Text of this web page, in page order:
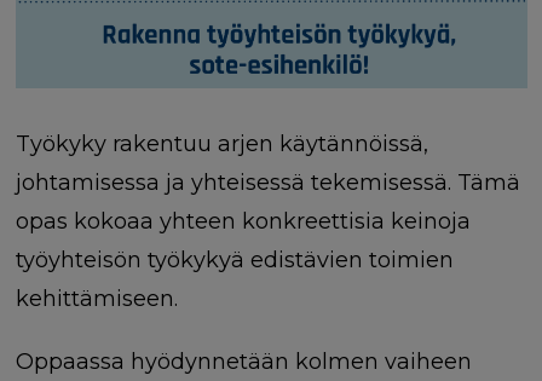
Työkyky rakentuu arjen käytännöissä,
johtamisessa ja yhteisessä tekemisessä. Tämä
opas kokoaa yhteen konkreettisia keinoja
työyhteisön työkykyä edistävien toimien
kehittämiseen.
Oppaassa hyödynnetään kolmen vaiheen